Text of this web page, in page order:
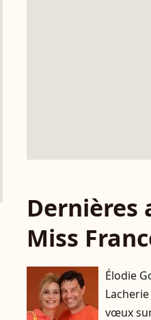
Dernières
Miss
Élodie
vœux